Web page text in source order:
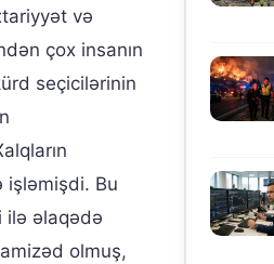
və
çox insanın
seçicilərinin
işləmişdi. Bu
ilə əlaqədə
olmuş,